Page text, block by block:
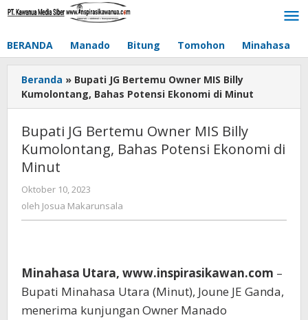
Lewati
BERANDA Manado Bitung Tomohon Minahasa
Beranda » Bupati JG Bertemu Owner MIS Billy
Kumolontang, Bahas Potensi Ekonomi di Minut
Bupati JG Bertemu Owner MIS Billy
Kumolontang, Bahas Potensi Ekonomi di
Minut
Oktober 10, 2023
Josua
oleh Josua Makarunsala
Minahasa Utara, www.inspirasikawan.com –
Bupati Minahasa Utara (Minut), Joune JE Ganda,
menerima kunjungan Owner Manado